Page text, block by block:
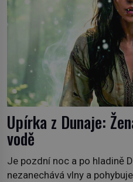
Upírka z Dunaje:
vodě
Je pozdní noc a po hladině
nezanechává vlny a